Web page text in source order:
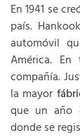
En 1941 se
país.
automóvil
América.
compañía.
la mayor
que un año
donde se